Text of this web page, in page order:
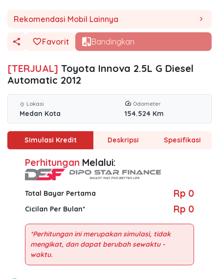
Rekomendasi Mobil Lainnya chevron_right
Favorit Bandingkan
[TERJUAL] Toyota Innova 2.5L G Diesel
Automatic 2012
location_on Lokasi
Medan Kota
Odometer
154.524 Km
Simulasi Kredit Deskripsi Spesifikasi
Perhitungan Melalui:
Total Bayar Pertama Rp 0
Cicilan Per Bulan* Rp 0
*Perhitungan ini merupakan simulasi, tidak
mengikat, dan dapat berubah sewaktu -